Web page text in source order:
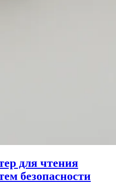
для чтения
безопасности